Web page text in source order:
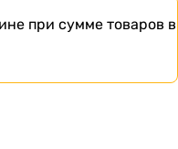
при сумме товаров